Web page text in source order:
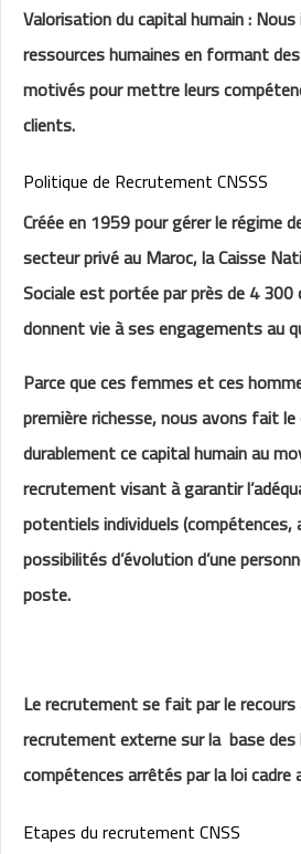
Valorisation du capital humain :
ressources humaines en formant
motivés pour mettre leurs
clients.
Politique de Recrutement CNSSS
Créée en 1959 pour gérer le régime
secteur privé au Maroc, la Caisse
Sociale est portée par près de 4
donnent vie à ses engagements au
Parce que ces femmes et ces
première richesse, nous avons fait
durablement ce capital humain au
recrutement visant à garantir
potentiels individuels (compétences,
possibilités d’évolution d’une
poste.
Le recrutement se fait par le recours
recrutement externe sur la base des
compétences arrêtés par la loi cadre
Etapes du recrutement CNSS